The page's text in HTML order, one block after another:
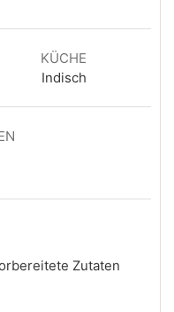
KÜCHE
Indisch
Zutaten